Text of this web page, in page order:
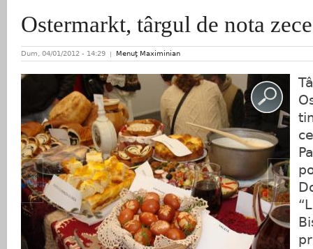
Ostermarkt, târgul de nota
Dum, 04/01/2012 - 14:29 Menuţ Maximinian